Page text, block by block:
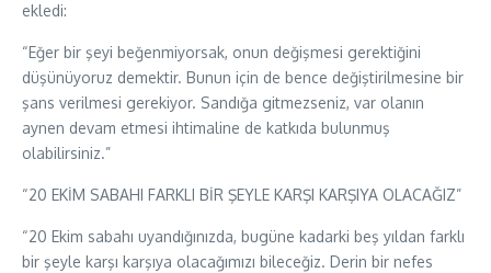
ekledi:
“Eğer bir şeyi beğenmiyorsak, onun değişmesi gerektiğini
düşünüyoruz demektir. Bunun için de bence değiştirilmesine bir
şans verilmesi gerekiyor. Sandığa gitmezseniz, var olanın
aynen devam etmesi ihtimaline de katkıda bulunmuş
olabilirsiniz.”
“20 EKİM SABAHI FARKLI BİR ŞEYLE KARŞI KARŞIYA OLACAĞIZ”
“20 Ekim sabahı uyandığınızda, bugüne kadarki beş yıldan farklı
bir şeyle karşı karşıya olacağımızı bileceğiz. Derin bir nefes